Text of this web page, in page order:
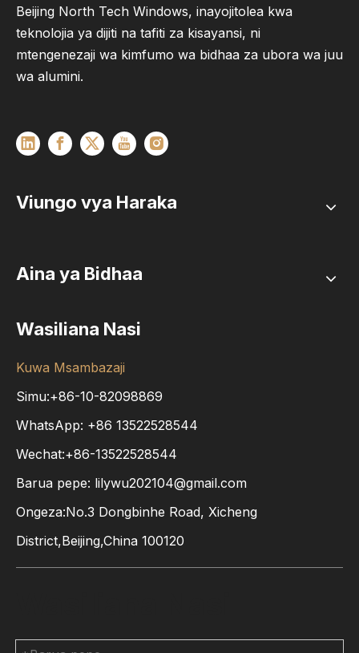
Beijing North Tech Windows, inayojitolea kwa
teknolojia ya dijiti na tafiti za kisayansi, ni
mtengenezaji wa kimfumo wa bidhaa za ubora wa juu
wa alumini.
Viungo vya Haraka
Aina ya Bidhaa
Wasiliana Nasi
Kuwa Msambazaji
Simu:+86-10-82098869
WhatsApp: +86 13522528544
Wechat:+86-13522528544
Barua pepe: lilywu202104@gmail.com
Ongeza:No.3 Dongbinhe Road, Xicheng
District,Beijing,China 100120